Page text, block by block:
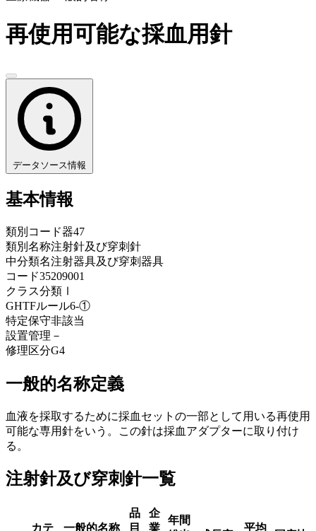
再使用可能な採血用針
データソース情報
基本情報
類別コード器47
類別名称注射針及び穿刺針
中分類名注射器具及び穿刺器具
コード35209001
クラス分類 Ⅰ
GHTFルール6-①
特定保守非該当
設置管理 －
修理区分G4
一般的名称定義
血液を採取するために採血セットの一部として用いる再使用
可能な専用針をいう。この針は採血アダプターに取り付け
る。
注射針及び穿刺針一覧
カテ
一般的名称
品
目
企
業
年間
平均